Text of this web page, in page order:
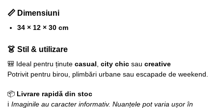
📏 Dimensiuni
34 × 12 × 30 cm
👗 Stil & utilizare
🎒 Ideal pentru ținute casual city chic sau creative
Potrivit pentru birou, plimbări urbane sau escapade de weekend.
📦 Livrare rapidă din stoc
ℹ️ Imaginile au caracter informativ. Nuanțele pot varia ușor în